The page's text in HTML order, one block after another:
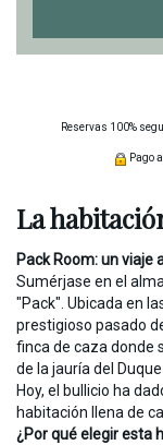
Reservas 100%
Pago
La
Pack Room: un viaje
Sumérjase en el
"Pack". Ubicada en
prestigioso pasado
finca de caza donde
de la jauría del Duque
Hoy, el bullicio ha
habitación llena de
¿Por qué elegir esta